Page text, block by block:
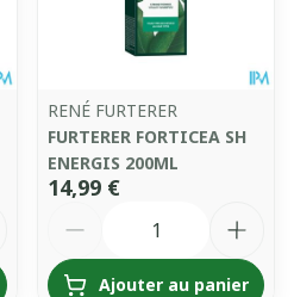
RENÉ FURTERER
FURTERER FORTICEA SH
ENERGIS 200ML
14,99 €
Ajouter au panier